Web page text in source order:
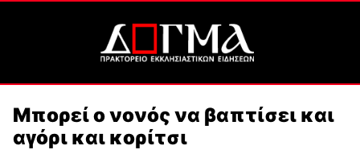
Μπορεί ο νονός να βαπτίσει και
αγόρι και κορίτσι